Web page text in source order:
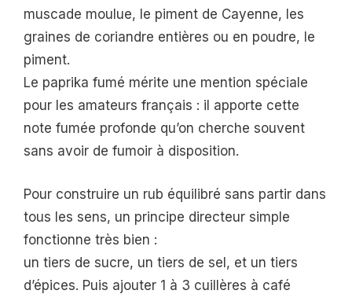
muscade moulue, le piment de Cayenne, les
graines de coriandre entières ou en poudre, le
piment.
Le paprika fumé mérite une mention spéciale
pour les amateurs français : il apporte cette
note fumée profonde qu’on cherche souvent
sans avoir de fumoir à disposition.
Pour construire un rub équilibré sans partir dans
tous les sens, un principe directeur simple
fonctionne très bien :
un tiers de sucre, un tiers de sel, et un tiers
d’épices. Puis ajouter 1 à 3 cuillères à café